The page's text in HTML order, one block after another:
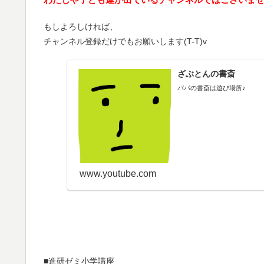
もしよろしければ、
チャンネル登録だけでもお願いします(T-T)v
ざぶとんの書斎
パパの書斎は遊び場所♪
www.youtube.com
■進研ゼミ小学講座